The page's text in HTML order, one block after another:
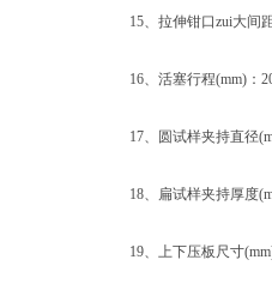
15、拉伸钳口zui大间距
16、活塞行程(mm)：
17、圆试样夹持直径
18、扁试样夹持厚度
19、上下压板尺寸